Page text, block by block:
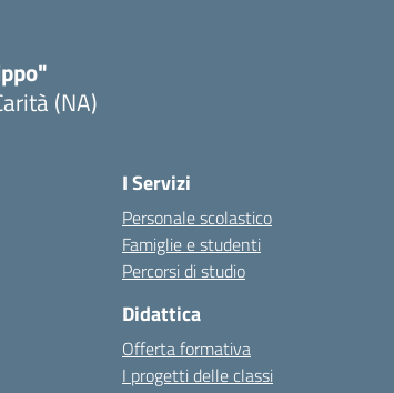
(NA)
I Servizi
Personale scolastico
Famiglie e studenti
Percorsi di studio
Didattica
Offerta formativa
I progetti delle classi